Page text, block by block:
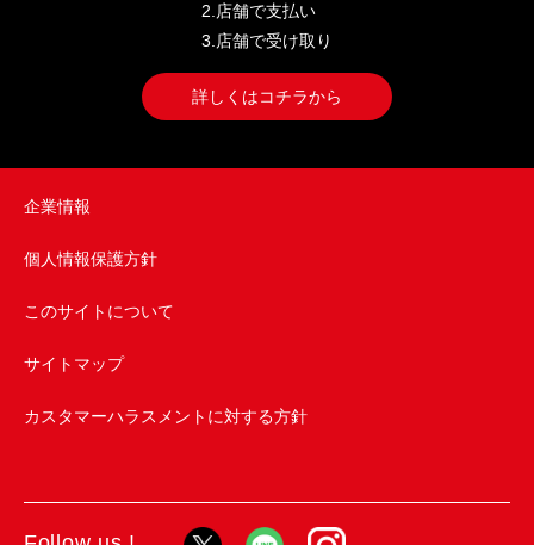
2.店舗で支払い
3.店舗で受け取り
詳しくはコチラから
企業情報
個人情報保護方針
このサイトについて
サイトマップ
カスタマーハラスメントに対する方針